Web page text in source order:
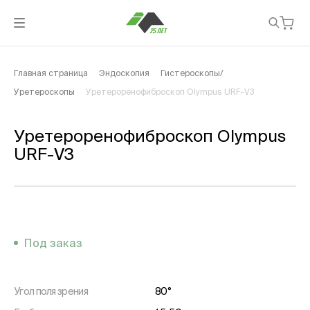
Главная страница Эндоскопия Гистероскопы/
Уретероскопы Уретероренофиброскоп Olympus URF-V3
Уретероренофиброскоп Olympus
URF-V3
Под заказ
Угол поля зрения
80°